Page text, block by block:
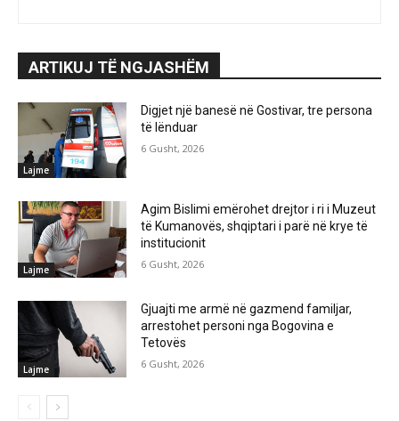
ARTIKUJ TË NGJASHËM
Lajme
Digjet një banesë në Gostivar, tre persona
të lënduar
6 Gusht, 2026
Lajme
Agim Bislimi emërohet drejtor i ri i Muzeut
të Kumanovës, shqiptari i parë në krye të
institucionit
6 Gusht, 2026
Lajme
Gjuajti me armë në gazmend familjar,
arrestohet personi nga Bogovina e
Tetovës
6 Gusht, 2026